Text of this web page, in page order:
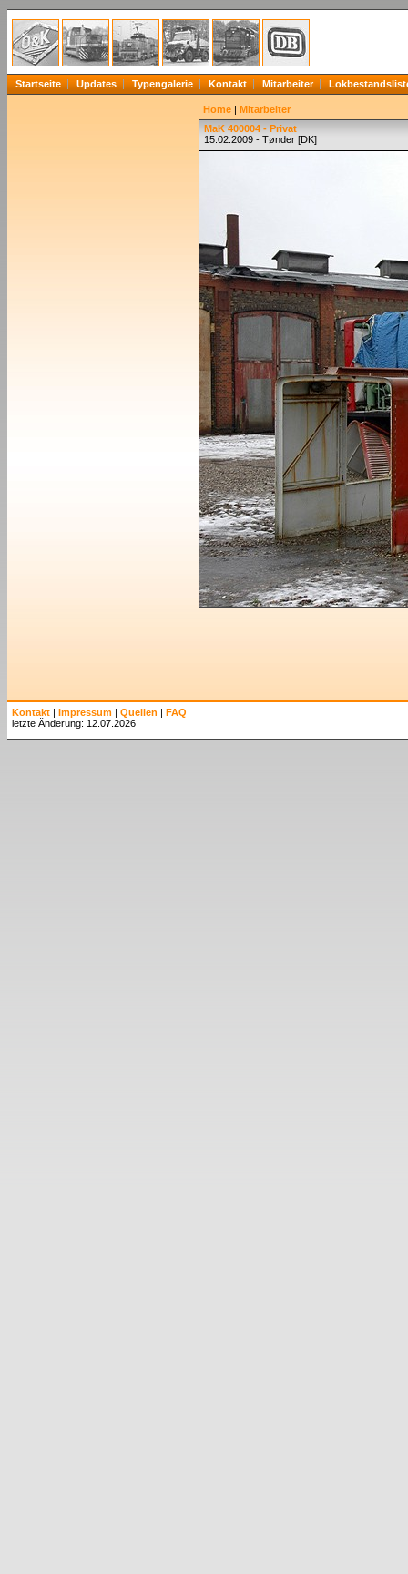
Startseite Updates Typengalerie Kontakt Mitarbeiter
Home | Mitarbeiter
MaK 400004 - Privat
15.02.2009 - Tønder [DK]
Kontakt | Impressum | Quellen | FAQ
letzte Änderung: 12.07.2026